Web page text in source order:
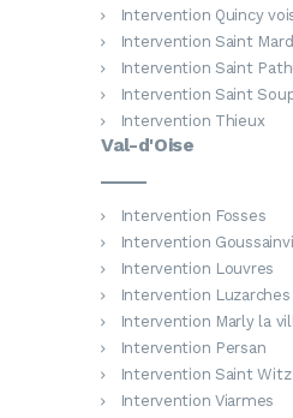
Intervention Quincy
Intervention Saint Mard
Intervention Saint
Intervention Saint
Intervention Thieux
Val-d'Oise
Intervention Fosses
Intervention
Intervention Louvres
Intervention Luzarches
Intervention Marly la
Intervention Persan
Intervention Saint Witz
Intervention Viarmes